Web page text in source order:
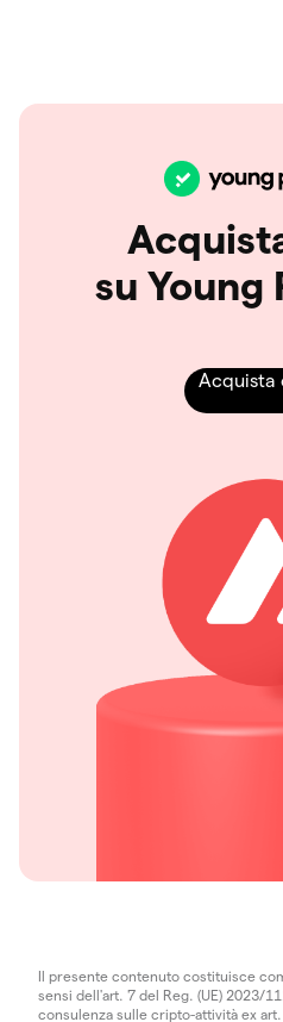
su Young
Acquista
Il presente contenuto costituisce
sensi dell'art. 7 del Reg. (UE) 2023/
consulenza sulle cripto-attività ex